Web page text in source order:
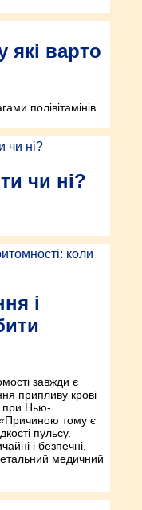
які варто
полівітамінів
чи ні?
і
завжди є
припливу крові
при Нью-
«Причиною тому є
пульсу.
і безпечні,
медичний